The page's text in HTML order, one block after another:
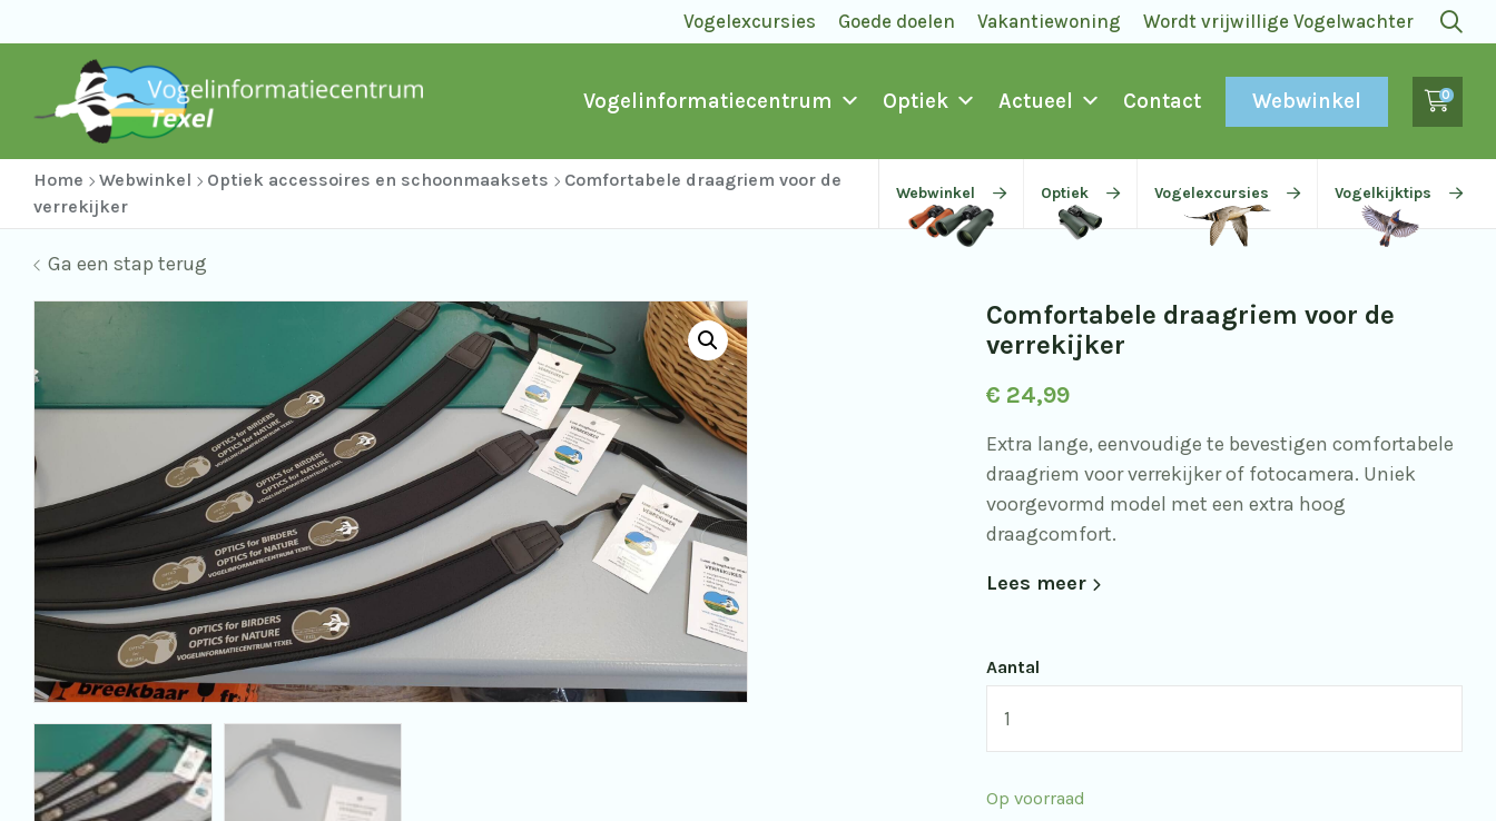
Vogelexcursies Goede doelen Vakantiewoning Wordt vrijwillige Vogelwachter
Vogelinformatiecentrum Optiek Actueel Contact Webwinkel 0
Home Webwinkel Optiek accessoires en schoonmaaksets
Comfortabele draagriem voor de
verrekijker
Webwinkel Optiek Vogelexcursies Vogelkijktips
Ga een stap terug
Comfortabele draagriem voor de
verrekijker
€ 24,99
Extra lange, eenvoudige te bevestigen comfortabele
draagriem voor verrekijker of fotocamera. Uniek
voorgevormd model met een extra hoog
draagcomfort.
Lees meer
Aantal
de
Op voorraad